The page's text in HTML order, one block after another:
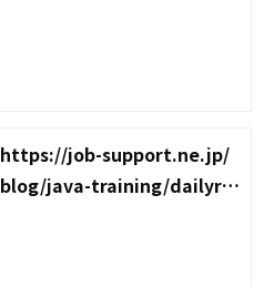
https://job-support.ne.jp/
blog/java-training/dailyre